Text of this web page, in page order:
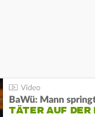
TÄTER AUF DER